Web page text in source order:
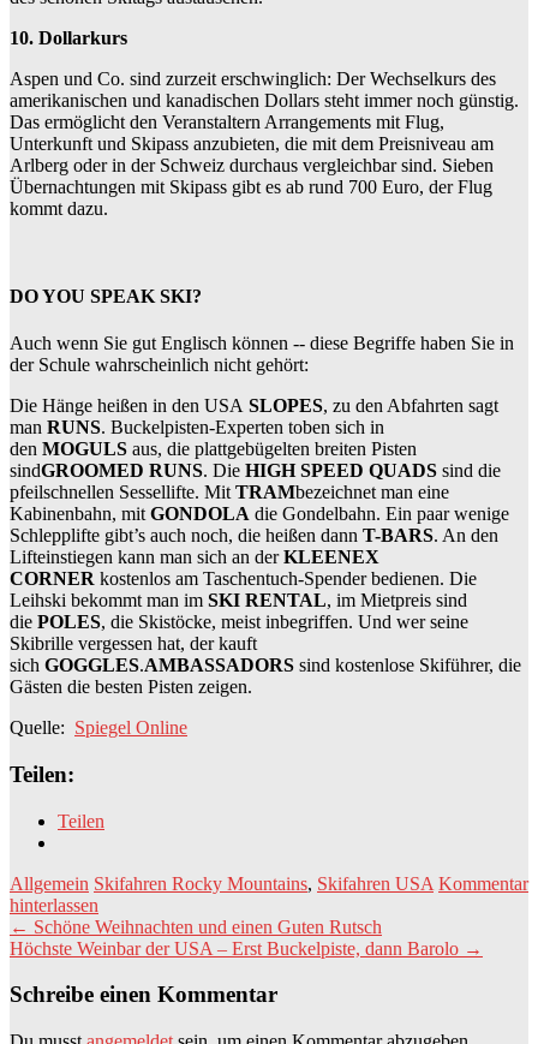
10. Dollarkurs
Aspen und Co. sind zurzeit erschwinglich: Der Wechselkurs des
amerikanischen und kanadischen Dollars steht immer noch günstig.
Das ermöglicht den Veranstaltern Arrangements mit Flug,
Unterkunft und Skipass anzubieten, die mit dem Preisniveau am
Arlberg oder in der Schweiz durchaus vergleichbar sind. Sieben
Übernachtungen mit Skipass gibt es ab rund 700 Euro, der Flug
kommt dazu.
DO YOU SPEAK SKI?
Auch wenn Sie gut Englisch können -- diese Begriffe haben Sie in
der Schule wahrscheinlich nicht gehört:
Die Hänge heißen in den USA SLOPES, zu den Abfahrten sagt
man RUNS. Buckelpisten-Experten toben sich in
den MOGULS aus, die plattgebügelten breiten Pisten
sindGROOMED RUNS. Die HIGH SPEED QUADS sind die
pfeilschnellen Sessellifte. Mit TRAMbezeichnet man eine
Kabinenbahn, mit GONDOLA die Gondelbahn. Ein paar wenige
Schlepplifte gibt’s auch noch, die heißen dann T-BARS. An den
Lifteinstiegen kann man sich an derKLEENEX
CORNER kostenlos am Taschentuch-Spender bedienen. Die
Leihski bekommt man im SKI RENTAL, im Mietpreis sind
die POLES, die Skistöcke, meist inbegriffen. Und wer seine
Skibrille vergessen hat, der kauft
sich GOGGLES.AMBASSADORS sind kostenlose Skiführer, die
Gästen die besten Pisten zeigen.
Quelle: Spiegel Online
Teilen:
Teilen
Allgemein Skifahren Rocky Mountains, Skifahren USA Kommentar
hinterlassen
Beitragsnavigation
← Schöne Weihnachten und einen Guten Rutsch
Höchste Weinbar der USA – Erst Buckelpiste, dann Barolo →
Schreibe einen Kommentar